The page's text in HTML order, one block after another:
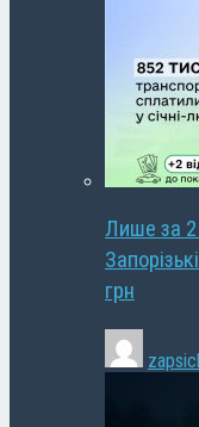
Лише за 2
грн